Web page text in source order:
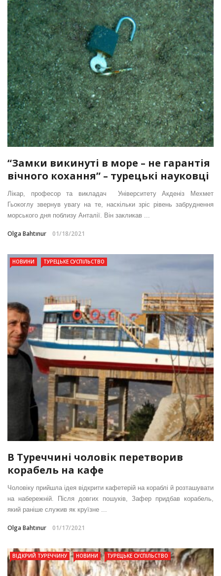
“Замки викинуті в море – не гарантія
вічного кохання” – турецькі науковці
Лікар, професор та викладач Університету Акденіз Мехмет
Гьокоглу звернув увагу на те, наскільки зріс рівень забруднення
морського дня поблизу Анталії. Він закликав ...
Olga Bahtınur 01/18/2021
НОВИНИ ТУРЕЦЬКЕ СУСПІЛЬСТВО
В Туреччині чоловік перетворив
корабель на кафе
Чоловіку прийшла ідея відкрити кафетерій на кораблі й розташувати
на набережній. Після довгих пошуків, Зафер придбав корабель,
який раніше служив як круїзне ...
Olga Bahtınur 01/17/2021
ВІДКРИЙ ТУРЕЧЧИНУ НОВИНИ ТУРЕЦЬКЕ СУСПІЛЬСТВО